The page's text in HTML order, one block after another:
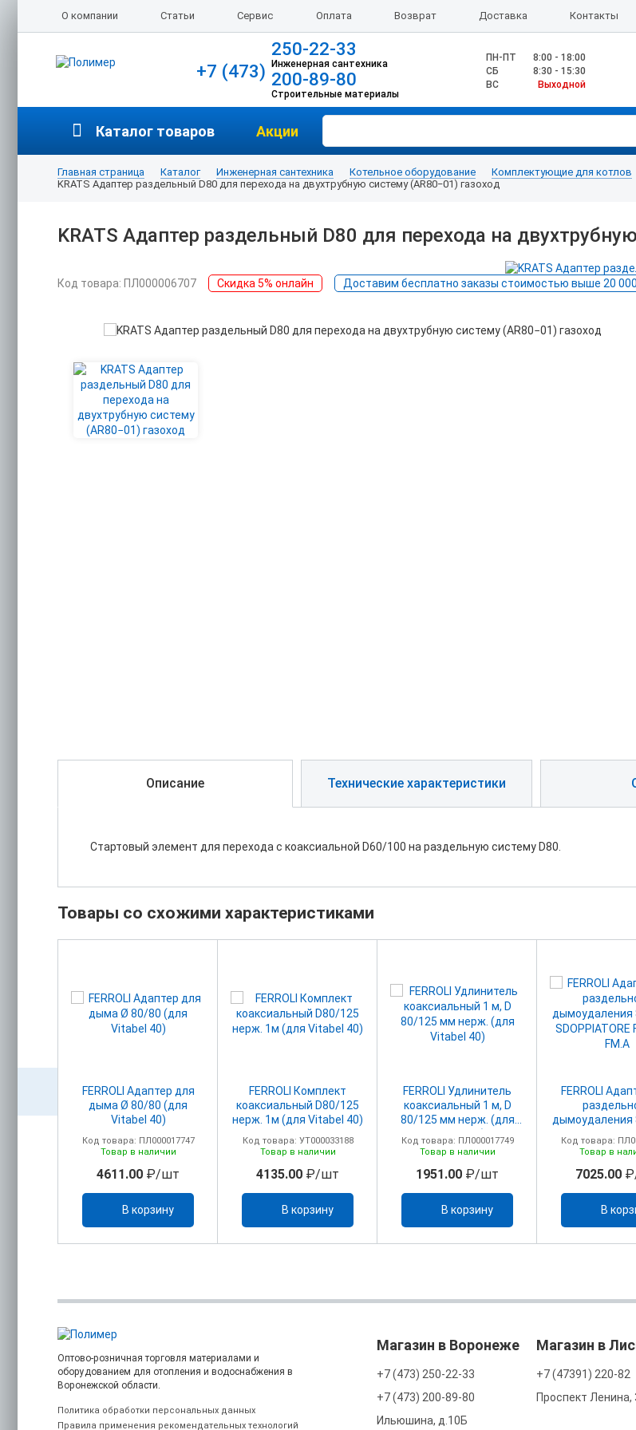
О компании Статьи Сервис Оплата Возврат Доставка Контакты
+7 (473)
250-22-33
Инженерная сантехника
200-89-80
Строительные материалы
ПН-ПТ
8:00 - 18:00
CБ
8:30 - 15:30
ВС
Выходной
Каталог товаров Акции
Главная страница Каталог Инженерная сантехника Котельное оборудование Комплектующие для котлов
KRATS Адаптер раздельный D80 для перехода на двухтрубную систему (AR80−01) газоход
KRATS Адаптер раздельный D80 для перехода на
Код товара: ПЛ000006707 Скидка 5% онлайн Доставим бесплатно заказы стоимостью выше 20 000
Описание Технические характеристики
Стартовый элемент для перехода с коаксиальной D60/100 на раздельную систему D80.
Товары со схожими характеристиками
FERROLI Адаптер для
дыма Ø 80/80 (для
Vitabel 40)
Код товара: ПЛ000017747
Товар в наличии
4611.00 ₽/шт
В корзину
FERROLI Комплект
коаксиальный D80/125
нерж. 1м (для Vitabel 40)
Код товара: УТ000033188
Товар в наличии
4135.00 ₽/шт
В корзину
FERROLI Удлинитель
коаксиальный 1 м, D
80/125 мм нерж. (для
Код товара: ПЛ000017749
Товар в наличии
1951.00 ₽/шт
В корзину
FERROLI
дымоудаления
FM.A
Код товара:
Товар в
7025.00
В
Оптово-розничная торговля материалами и
оборудованием для отопления и водоснабжения в
Воронежской области.
Политика обработки персональных данных
Правила применения рекомендательных технологий
Магазин в Воронеже
+7 (473) 250-22-33
+7 (473) 200-89-80
Ильюшина, д.10Б
Магазин в
+7 (47391) 220-82
Проспект Ленина,